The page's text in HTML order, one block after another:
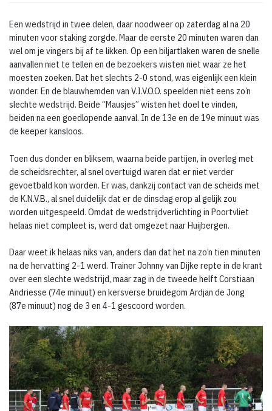
Een wedstrijd in twee delen, daar noodweer op zaterdag al na 20
minuten voor staking zorgde. Maar de eerste 20 minuten waren dan
wel om je vingers bij af te likken. Op een biljartlaken waren de snelle
aanvallen niet te tellen en de bezoekers wisten niet waar ze het
moesten zoeken. Dat het slechts 2-0 stond, was eigenlijk een klein
wonder. En de blauwhemden van V.I.V.O.O. speelden niet eens zo’n
slechte wedstrijd. Beide “Mausjes” wisten het doel te vinden,
beiden na een goedlopende aanval. In de 13e en de 19e minuut was
de keeper kansloos.
Toen dus donder en bliksem, waarna beide partijen, in overleg met
de scheidsrechter, al snel overtuigd waren dat er niet verder
gevoetbald kon worden. Er was, dankzij contact van de scheids met
de K.N.V.B., al snel duidelijk dat er de dinsdag erop al gelijk zou
worden uitgespeeld. Omdat de wedstrijdverlichting in Poortvliet
helaas niet compleet is, werd dat omgezet naar Huijbergen.
Daar weet ik helaas niks van, anders dan dat het na zo’n tien minuten
na de hervatting 2-1 werd. Trainer Johnny van Dijke repte in de krant
over een slechte wedstrijd, maar zag in de tweede helft Corstiaan
Andriesse (74e minuut) en kersverse bruidegom Ardjan de Jong
(87e minuut) nog de 3 en 4-1 gescoord worden.